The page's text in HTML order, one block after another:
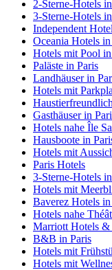
2-Sterne-Hotels
3-Sterne-Hotels
Independent
Oceania Hotels
Hotels mit Pool
Paläste in Paris
Landhäuser in
Hotels mit
Gasthäuser in
Hotels nahe Île
Hausboote in
Hotels mit
Paris Hotels
3-Sterne-Hotels
Hotels mit
Baverez Hotels in
Hotels nahe
Marriott Hotels &
B&B in Paris
Hotels mit
Hotels mit